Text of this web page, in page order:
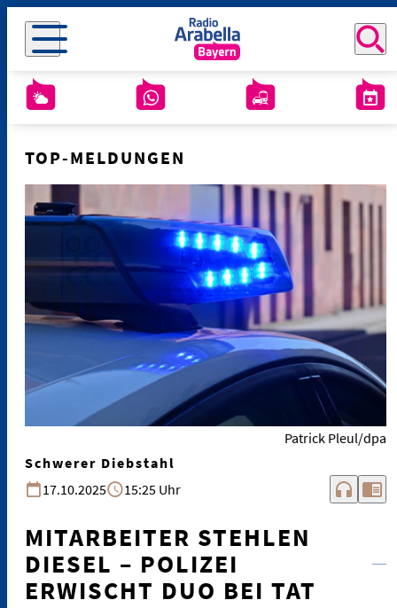
TOP-MELDUNGEN
Patrick Pleul/dpa
Schwerer Diebstahl
17.10.2025
15:25 Uhr headphones chrome_reader_mode
MITARBEITER STEHLEN
DIESEL – POLIZEI
ERWISCHT DUO BEI TAT